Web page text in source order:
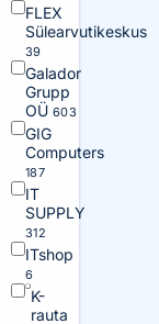
FLEX
Sülearvutikeskus
39
Galador
Grupp
OÜ 603
GIG
Computers
187
IT
SUPPLY
312
ITshop
6
K-
rauta